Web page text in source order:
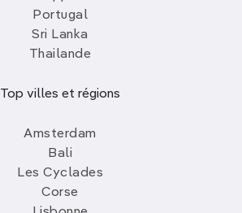
Portugal
Sri Lanka
Thailande
Top villes et régions
Amsterdam
Bali
Les Cyclades
Corse